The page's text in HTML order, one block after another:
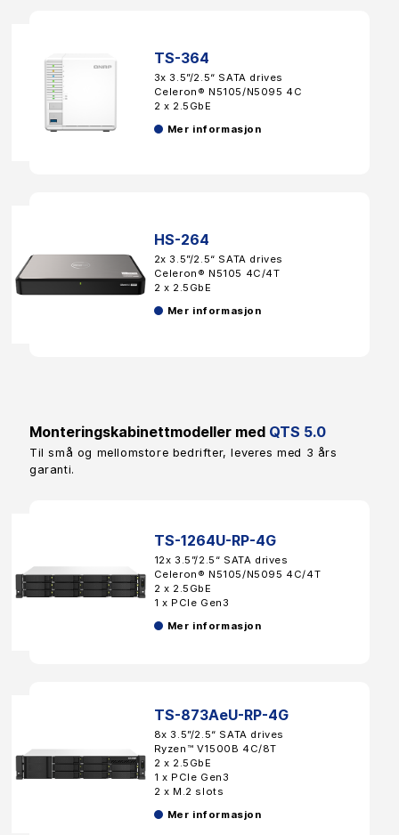
TS-364
3x 3.5”/2.5“ SATA drives
Celeron® N5105/N5095 4C
2 x 2.5GbE
Mer informasjon
HS-264
2x 3.5”/2.5“ SATA drives
Celeron® N5105 4C/4T
2 x 2.5GbE
Mer informasjon
Monteringskabinettmodeller med QTS 5.0
Til små og mellomstore bedrifter, leveres med 3 års
garanti.
TS-1264U-RP-4G
12x 3.5”/2.5“ SATA drives
Celeron® N5105/N5095 4C/4T
2 x 2.5GbE
1 x PCIe Gen3
Mer informasjon
TS-873AeU-RP-4G
8x 3.5”/2.5“ SATA drives
Ryzen™ V1500B 4C/8T
2 x 2.5GbE
1 x PCIe Gen3
2 x M.2 slots
Mer informasjon